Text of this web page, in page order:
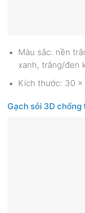
Màu sắc: nền
xanh, trắng/đen
Kích thước: 30 x
Gạch sỏi 3D chống